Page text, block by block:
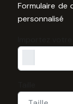
Formulaire de
personnalisé